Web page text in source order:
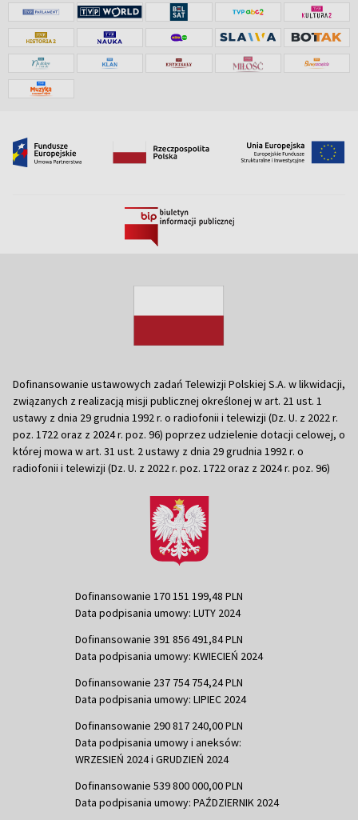
Dofinansowanie ustawowych zadań Telewizji Polskiej S.A. w likwidacji,
związanych z realizacją misji publicznej określonej w art. 21 ust. 1
ustawy z dnia 29 grudnia 1992 r. o radiofonii i telewizji (Dz. U. z 2022 r.
poz. 1722 oraz z 2024 r. poz. 96) poprzez udzielenie dotacji celowej, o
której mowa w art. 31 ust. 2 ustawy z dnia 29 grudnia 1992 r. o
radiofonii i telewizji (Dz. U. z 2022 r. poz. 1722 oraz z 2024 r. poz. 96)
Dofinansowanie 170 151 199,48 PLN
Data podpisania umowy: LUTY 2024
Dofinansowanie 391 856 491,84 PLN
Data podpisania umowy: KWIECIEŃ 2024
Dofinansowanie 237 754 754,24 PLN
Data podpisania umowy: LIPIEC 2024
Dofinansowanie 290 817 240,00 PLN
Data podpisania umowy i aneksów:
WRZESIEŃ 2024 i GRUDZIEŃ 2024
Dofinansowanie 539 800 000,00 PLN
Data podpisania umowy: PAŹDZIERNIK 2024